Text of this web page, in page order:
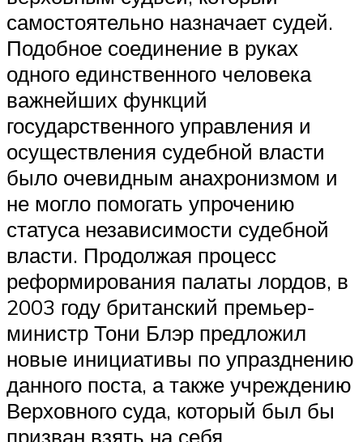
самостоятельно назначает судей.
Подобное соединение в руках
одного единственного человека
важнейших функций
государственного управления и
осуществления судебной власти
было очевидным анахронизмом и
не могло помогать упрочению
статуса независимости судебной
власти. Продолжая процесс
реформирования палаты лордов, в
2003 году британский премьер-
министр Тони Блэр предложил
новые инициативы по упразднению
данного поста, а также учреждению
Верховного суда, который был бы
призван взять на себя